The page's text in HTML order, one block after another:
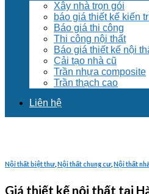
Xây nhà trọn gói
báo giá thiết kế kiến
Báo giá thi công
Thi công nội thất
Báo giá thiết kế nội
Cải tạo nhà cũ
Trần nhựa composite
Trần thạch cao
Liên hệ
Nội thất biệt thư Nội thất chung cư Nội thất
Giá thiết kế nội thất tại